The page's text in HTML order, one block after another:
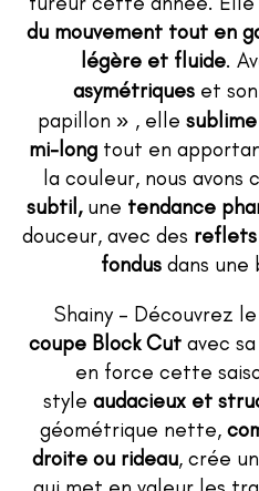
du mouvement tout en
légère et fluide.
asymétriqueset
papillon » , elle
mi-longtout en
la couleur, nous avons
subtil,une tendance
douceur, avec des
fondus dans une
Shainy – Découvrez
coupe Block Cut avec
en force cette
style audacieux et
géométrique nette,
droite ou rideau, crée